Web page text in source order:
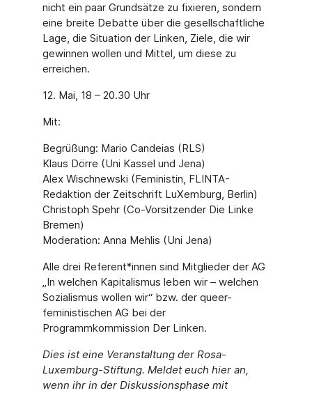
nicht ein paar Grundsätze zu fixieren, sondern
eine breite Debatte über die gesellschaftliche
Lage, die Situation der Linken, Ziele, die wir
gewinnen wollen und Mittel, um diese zu
erreichen.
12. Mai, 18 – 20.30 Uhr
Mit:
Begrüßung: Mario Candeias (RLS)
Klaus Dörre (Uni Kassel und Jena)
Alex Wischnewski (Feministin, FLINTA-
Redaktion der Zeitschrift LuXemburg, Berlin)
Christoph Spehr (Co-Vorsitzender Die Linke
Bremen)
Moderation: Anna Mehlis (Uni Jena)
Alle drei Referent*innen sind Mitglieder der AG
„In welchen Kapitalismus leben wir – welchen
Sozialismus wollen wir“ bzw. der queer-
feministischen AG bei der
Programmkommission Der Linken.
Dies ist eine Veranstaltung der Rosa-
Luxemburg-Stiftung. Meldet euch hier an,
wenn ihr in der Diskussionsphase mit